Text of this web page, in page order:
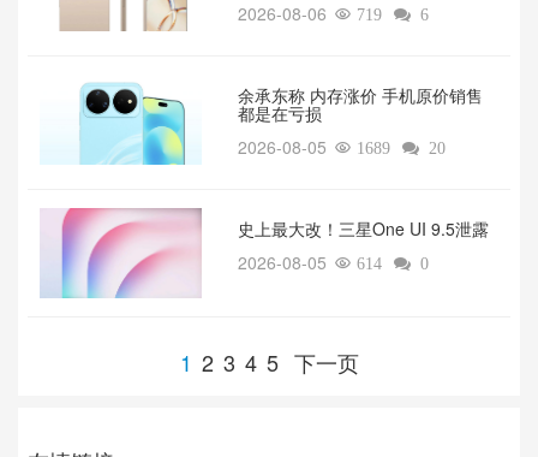
2026-08-06  719  6
余承东称 内存涨价 手机原价销售
都是在亏损
2026-08-05  1689  20
‌史上最大改！三星One UI 9.5泄露
2026-08-05  614  0
1 2 3 4 5 下一页